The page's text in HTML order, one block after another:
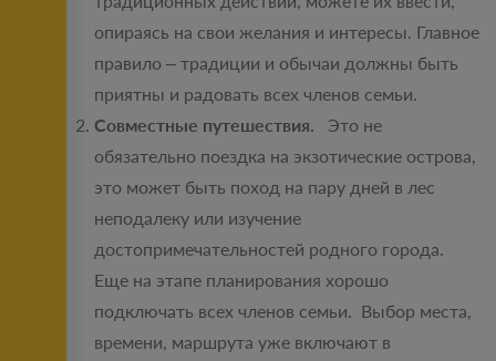
опираясь на свои желания и интересы. Главное
правило – традиции и обычаи должны быть
приятны и радовать всех членов семьи.
Совместные путешествия. Это не
обязательно поездка на экзотические острова,
это может быть поход на пару дней в лес
неподалеку или изучение
достопримечательностей родного города.
Еще на этапе планирования хорошо
подключать всех членов семьи. Выбор места,
времени, маршрута уже включают в